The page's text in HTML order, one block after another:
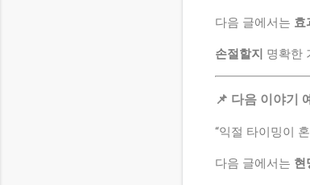
다음 글에서는 효
손절할지 명확한
📌 다음 이야기
“익절 타이밍이
다음 글에서는 현